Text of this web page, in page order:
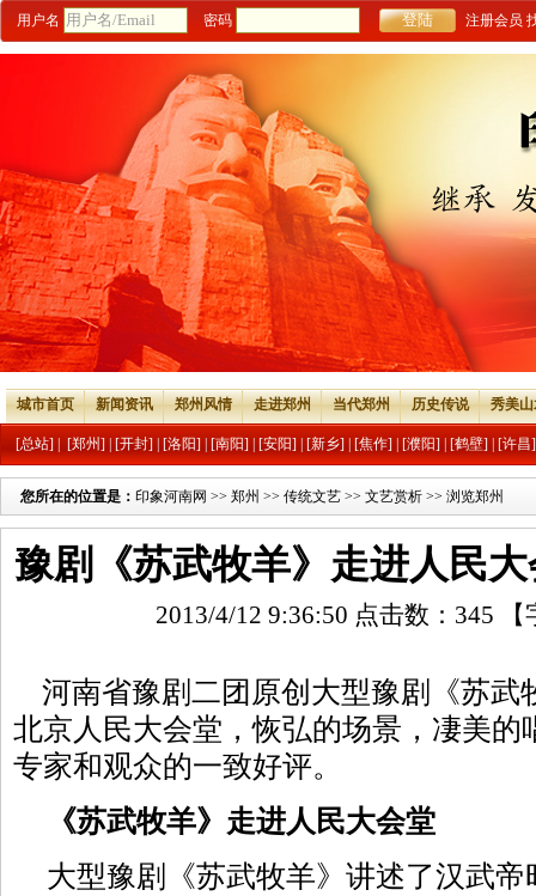
用户名 密码 注册会员
城市首页 新闻资讯 郑州风情 走进郑州 当代郑州 历史传说 秀美
[总站] [郑州] [开封] [洛阳] [南阳] [安阳] [新乡] [焦作] [濮阳] [鹤壁] [许昌]
您所在的位置是： 印象河南网 >> 郑州 >> 传统文艺 >> 文艺赏析 >> 浏览郑州
豫剧《苏武牧羊》走进人民
2013/4/12 9:36:50 点击数： 345
河南省豫剧二团原创大型豫剧《苏武
北京人民大会堂，恢弘的场景，凄美的
专家和观众的一致好评。
《苏武牧羊》走进人民大会堂
大型豫剧《苏武牧羊》讲述了汉武